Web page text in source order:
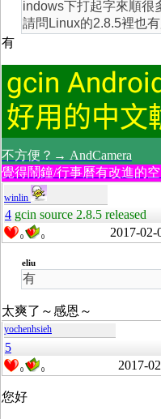
indows下打起字來順很
請問Linux的2.8.5裡也
有
不方便？→ AndCamera
覺得鬧鐘/行事曆有改進的
winlin
4 gcin source 2.8.5 released
0 0 2017-02-
eliu
有
太爽了～感恩～
yochenhsieh
5
0 0 2017-
您好